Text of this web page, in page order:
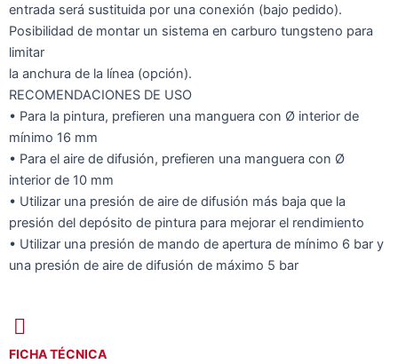
entrada será sustituida por una conexión (bajo pedido).
Posibilidad de montar un sistema en carburo tungsteno para
limitar
la anchura de la línea (opción).
RECOMENDACIONES DE USO
• Para la pintura, prefieren una manguera con Ø interior de
mínimo 16 mm
• Para el aire de difusión, prefieren una manguera con Ø
interior de 10 mm
• Utilizar una presión de aire de difusión más baja que la
presión del depósito de pintura para mejorar el rendimiento
• Utilizar una presión de mando de apertura de mínimo 6 bar y
una presión de aire de difusión de máximo 5 bar
FICHA TÉCNICA